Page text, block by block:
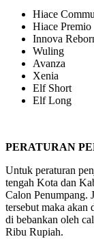
Hiace
Hiace Premio
Innova
Wuling
Avanza
Xenia
Elf Short
Elf Long
PERATURAN
Untuk peraturan
tengah Kota dan
Calon Penumpang.
tersebut maka akan
di bebankan oleh
Ribu Rupiah.